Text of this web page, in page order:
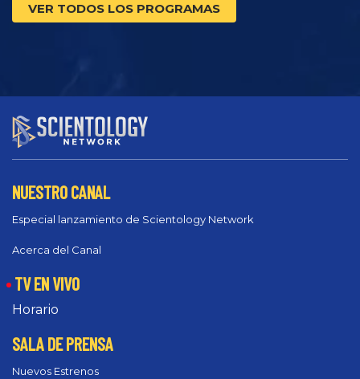
VER TODOS LOS PROGRAMAS
NUESTRO CANAL
Especial lanzamiento de Scientology Network
Acerca del Canal
TV EN VIVO
Horario
SALA DE PRENSA
Nuevos Estrenos